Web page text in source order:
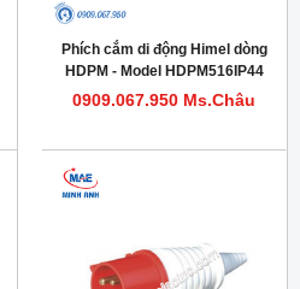
Phích cắm di động Himel dòng
HDPM - Model HDPM516IP44
0909.067.950 Ms.Châu